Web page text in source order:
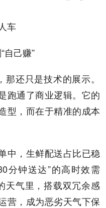
车
自己赚”
那还只是技术的展示。
跑通了商业逻辑。它的
型，而在于精准的成本
中，生鲜配送占比已稳
分钟送达”的高时效需
天气里，搭载双冗余感
营，成为恶劣天气下保